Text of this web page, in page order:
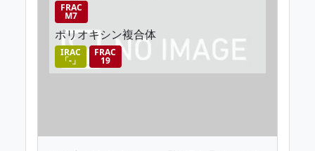
FRAC
M7
ポリオキシン複合体
IRAC
「-」
FRAC
19